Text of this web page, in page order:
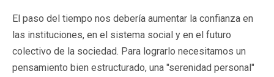
El paso del tiempo nos debería aumentar la confianza en
las instituciones, en el sistema social y en el futuro
colectivo de la sociedad. Para lograrlo necesitamos un
pensamiento bien estructurado, una "serenidad personal"